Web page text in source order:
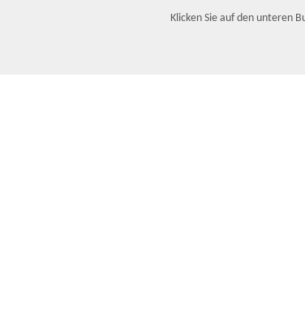
Klicken Sie auf den unteren